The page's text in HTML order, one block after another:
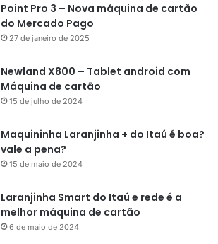
Point Pro 3 – Nova máquina de cartão
do Mercado Pago
27 de janeiro de 2025
Newland X800 – Tablet android com
Máquina de cartão
15 de julho de 2024
Maquininha Laranjinha + do Itaú é boa?
vale a pena?
15 de maio de 2024
Laranjinha Smart do Itaú e rede é a
melhor máquina de cartão
6 de maio de 2024